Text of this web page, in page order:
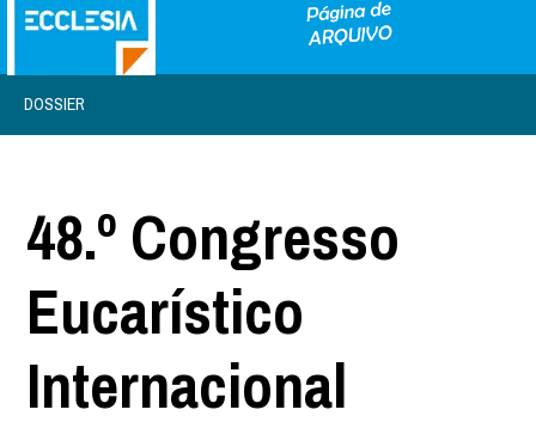
DOSSIER
48.º Congresso
Eucarístico
Internacional